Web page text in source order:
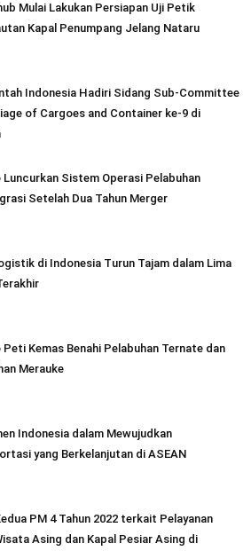
Mulai Lakukan Persiapan Uji Petik
Kapal Penumpang Jelang Nataru
Indonesia Hadiri Sidang Sub-Committee
of Cargoes and Container ke-9 di
Luncurkan Sistem Operasi Pelabuhan
Setelah Dua Tahun Merger
di Indonesia Turun Tajam dalam Lima
Peti Kemas Benahi Pelabuhan Ternate dan
Merauke
Indonesia dalam Mewujudkan
yang Berkelanjutan di ASEAN
PM 4 Tahun 2022 terkait Pelayanan
Asing dan Kapal Pesiar Asing di